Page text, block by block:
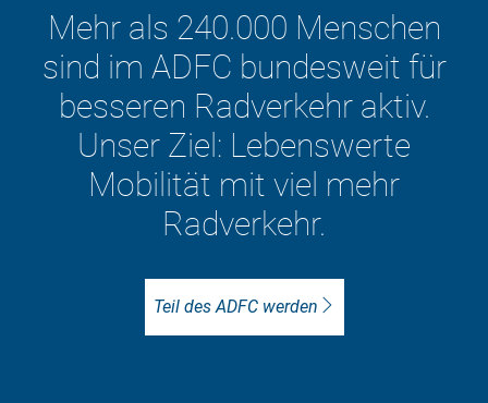
Mehr als 240.000 Menschen
sind im ADFC bundesweit für
besseren Radverkehr aktiv.
Unser Ziel: Lebenswerte
Mobilität mit viel mehr
Radverkehr.
Teil des ADFC werden